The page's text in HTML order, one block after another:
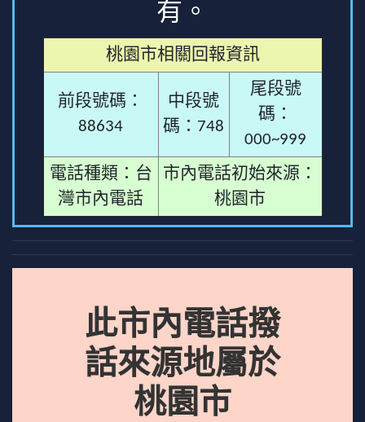
有。
桃園市相關回報資訊
前段號碼：
88634
中段號
碼：748
尾段號
碼：
000~999
電話種類：台
灣市內電話
市內電話初始來源：
桃園市
此市內電話撥
話來源地屬於
桃園市